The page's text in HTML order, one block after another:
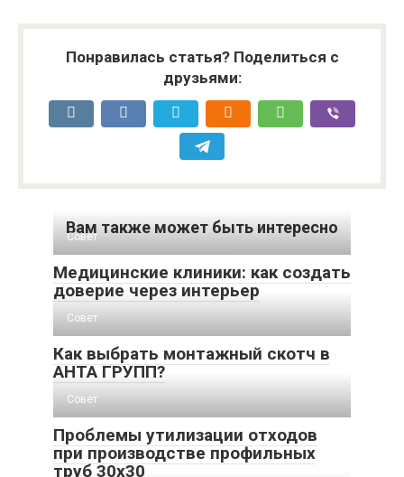
Понравилась статья? Поделиться с
друзьями:
Вам также может быть интересно
Совет
Медицинские клиники: как создать
доверие через интерьер
Совет
Как выбрать монтажный скотч в
АНТА ГРУПП?
Совет
Проблемы утилизации отходов
при производстве профильных
труб 30х30